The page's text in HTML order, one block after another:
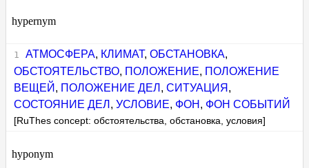
hypernym
АТМОСФЕРА, КЛИМАТ, ОБСТАНОВКА,
ОБСТОЯТЕЛЬСТВО, ПОЛОЖЕНИЕ, ПОЛОЖЕНИЕ
ВЕЩЕЙ , ПОЛОЖЕНИЕ ДЕЛ ,СИТУАЦИЯ ,
СОСТОЯНИЕ ДЕЛ ,УСЛОВИЕ, ФОН , ФОН СОБЫТИЙ
[RuThes concept: обстоятельства, обстановка, условия]
hyponym